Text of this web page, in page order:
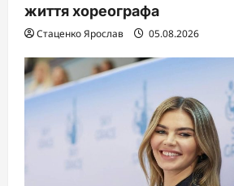
життя хореографа
Стаценко Ярослав 05.08.2026